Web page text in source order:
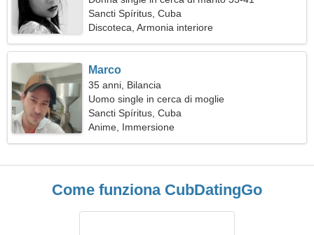
Sancti Spíritus, Cuba
Discoteca, Armonia interiore
Marco
35 anni, Bilancia
Uomo single in cerca di moglie
Sancti Spíritus, Cuba
Anime, Immersione
Come funziona CubDatingGo